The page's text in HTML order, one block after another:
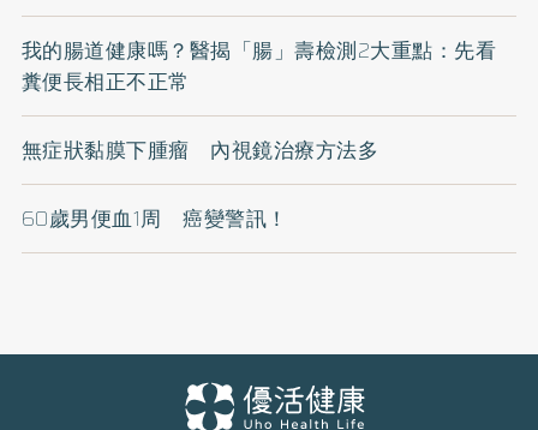
我的腸道健康嗎？醫揭「腸」壽檢測2大重點：先看
糞便長相正不正常
無症狀黏膜下腫瘤 內視鏡治療方法多
60歲男便血1周 癌變警訊！